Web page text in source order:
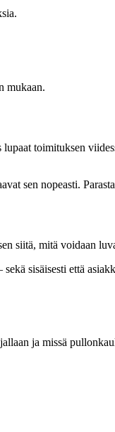
mukaan.
toimituksen
sen nopeasti.
siitä, mitä voidaan
sisäisesti että
ja missä